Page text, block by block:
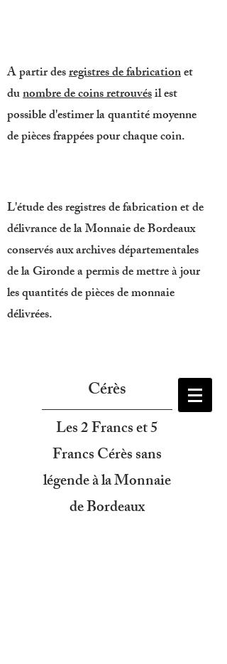
Cérès
Les 2 Francs et 5
Francs Cérès sans
légende à la Monnaie
de Bordeaux
L'étude des registres de fabrication et de
délivrance de la Monnaie de Bordeaux
conservés aux archives départementales
de la Gironde a permis de mettre à jour
les quantités de pièces de monnaie
délivrées.
A partir desregistres de fabricationet
dunombre de coins retrouvésil est
possible d'estimer la quantité moyenne
de pièces frappées pour chaque coin.